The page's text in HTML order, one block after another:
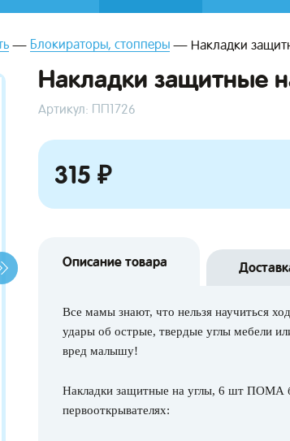
Блокираторы, стопперы Накладки
Накладки защитные
Артикул: ПП1726
315 ₽
Описание товара
Все мамы знают, что нельзя научиться
удары об острые, твердые углы мебели
вред малышу!
Накладки защитные на углы, 6 шт ПОМА
первооткрывателях: